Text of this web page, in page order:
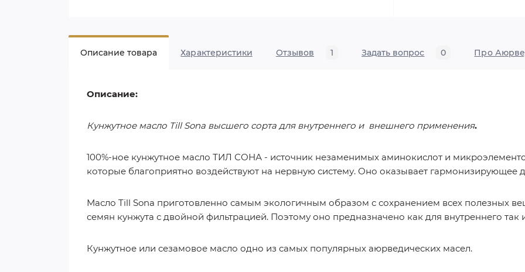
Описание товара Характеристики Отзывов 1 Задать вопрос 0 Про
Описание:
Кунжутное масло Till Sona высшего сорта для внутреннего и внешнего применения.
100%-ное кунжутное масло ТИЛ СОНА - источник незаменимых аминокислот и
которые благоприятно воздействуют на нервную систему. Оно оказывает гармонизирующее
Масло Till Sona приготовленно самым экологичным образом с сохранением всех полезных
семян кунжута с двойной фильтрацией. Поэтому оно предназначено как для внутреннего
Кунжутное или сезамовое масло одно из самых популярных аюрведических масел.